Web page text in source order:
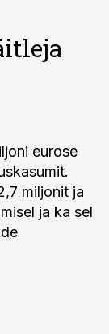
eurose
miljonit ja
ja ka sel